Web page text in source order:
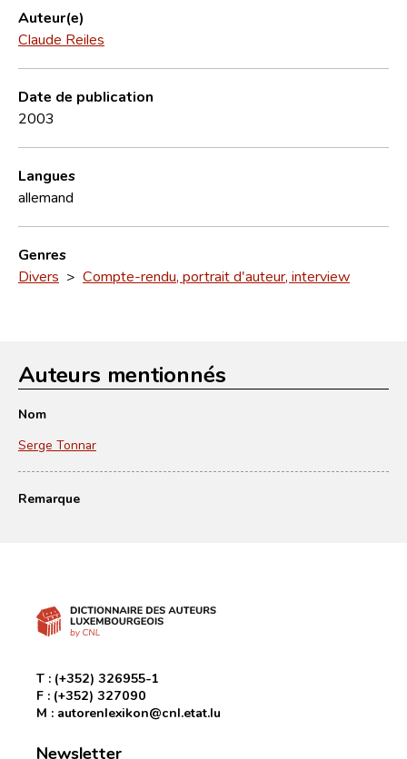
Auteur(e)
Claude Reiles
Date de publication
2003
Langues
allemand
Genres
Divers > Compte-rendu, portrait d'auteur, interview
Auteurs mentionnés
Nom
Serge Tonnar
Remarque
T : (+352) 326955-1
F : (+352) 327090
M : autorenlexikon@cnl.etat.lu
Newsletter